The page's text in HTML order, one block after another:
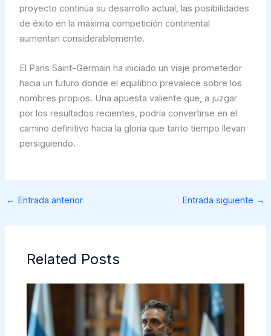
proyecto continúa su desarrollo actual, las posibilidades
de éxito en la máxima competición continental
aumentan considerablemente.
El Paris Saint-Germain ha iniciado un viaje prometedor
hacia un futuro donde el equilibrio prevalece sobre los
nombres propios. Una apuesta valiente que, a juzgar
por los resultados recientes, podría convertirse en el
camino definitivo hacia la gloria que tanto tiempo llevan
persiguiendo.
← Entrada anterior Entrada siguiente →
Related Posts